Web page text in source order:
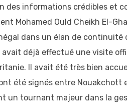
des informations crédibles et
Mohamed Ould Cheikh El-
dans un élan de
déjà effectué une visite
Il avait été très bien
été signés entre Nouakchott
tournant majeur dans la